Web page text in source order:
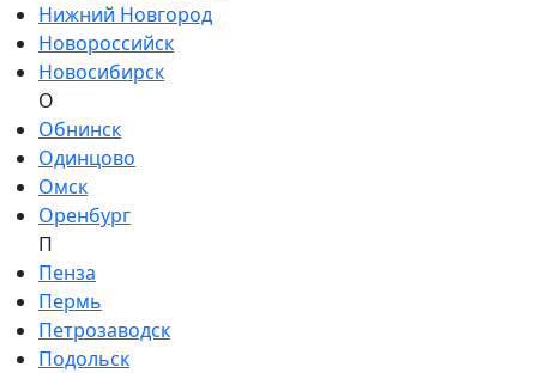
Нижний Новгород
Новороссийск
Новосибирск
О
Обнинск
Одинцово
Омск
Оренбург
П
Пенза
Пермь
Петрозаводск
Подольск